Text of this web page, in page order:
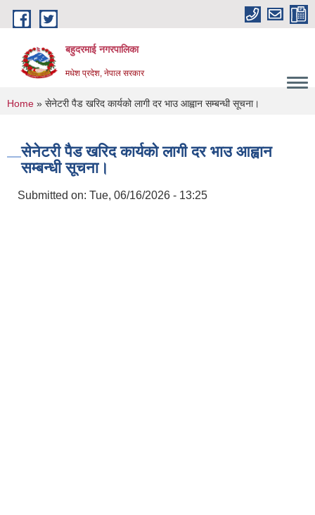
Skip to main content
बहुदरमाई नगरपालिका
मधेश प्रदेश, नेपाल सरकार
You are here
Home » सेनेटरी पैड खरिद कार्यको लागी दर भाउ आह्वान सम्बन्धी सूचना।
सेनेटरी पैड खरिद कार्यको लागी दर भाउ आह्वान
सम्बन्धी सूचना।
Submitted on: Tue, 06/16/2026 - 13:25